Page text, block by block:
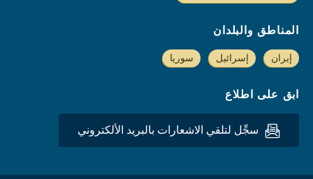
المناطق والبلدان
إيران إسرائيل سوريا
ابق على اطلاع
سجِّل لتلقي الاشعارات بالبريد الألكتروني